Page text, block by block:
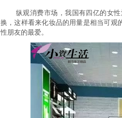
纵观消费市场，我国有四亿的女
换，这样看来化妆品的用量是相当可观
性朋友的最爱。